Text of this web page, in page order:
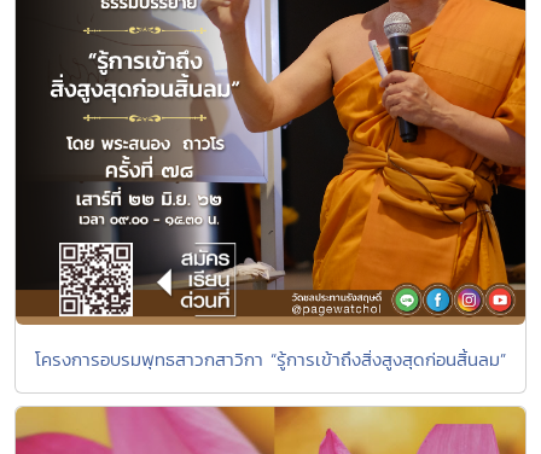
โครงการอบรมพุทธสาวกสาวิกา “รู้การเข้าถึงสิ่งสูงสุดก่อนสิ้นลม”